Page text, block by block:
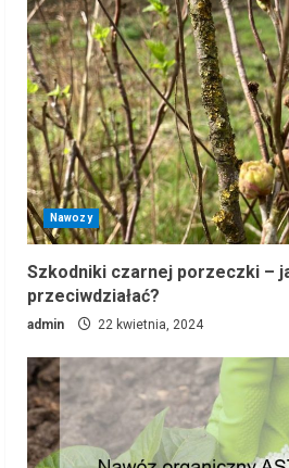
Nawozy
Szkodniki czarnej porzeczki –
przeciwdziałać?
admin 22 kwietnia, 2024